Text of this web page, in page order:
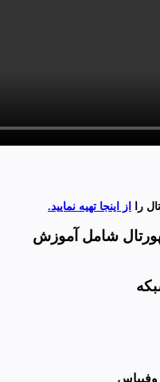
از اینجا تهیه نمایید.
شامل آموزش